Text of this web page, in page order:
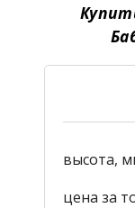
высота,
цена за